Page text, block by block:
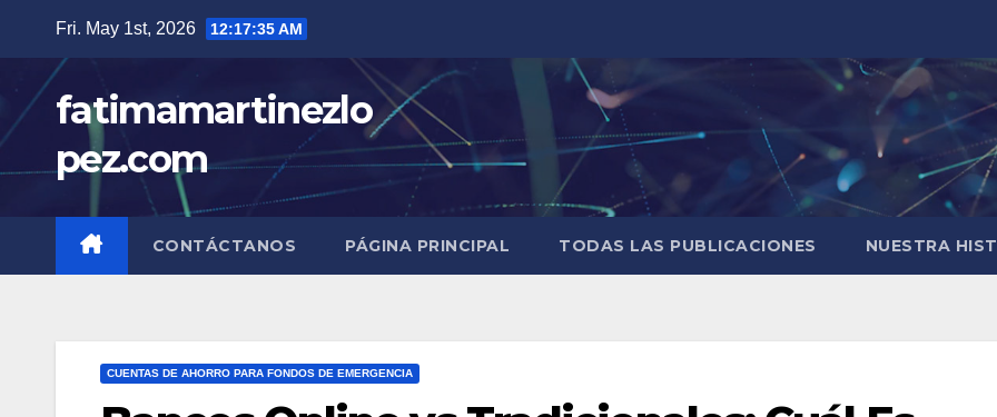
content
Fri. May 1st, 2026 12:17:37 AM
fatimamartinezlo
pez.com
CONTÁCTANOS PÁGINA PRINCIPAL TODAS LAS PUBLICACIONES NUESTRA
CUENTAS DE AHORRO PARA FONDOS DE EMERGENCIA